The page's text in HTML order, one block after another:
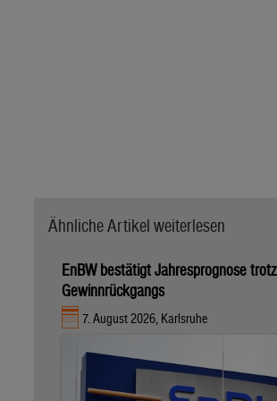
Ähnliche Artikel weiterlesen
EnBW bestätigt Jahresprognose trotz
Gewinnrückgangs
7. August 2026, Karlsruhe